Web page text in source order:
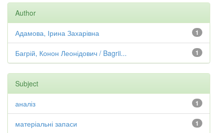
Author
1
Адамова, Ірина Захарівна
1
Багрій, Конон Леонідович / Bagrii...
Subject
1
аналіз
1
матеріальні запаси